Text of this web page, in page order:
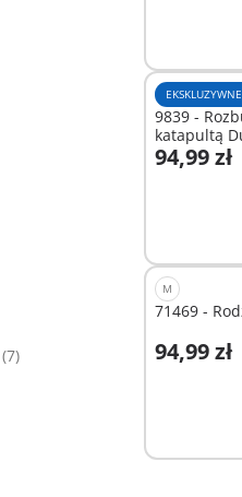
(7)
9839 -
katapultą
Novelmore
94,99 zł
Dodaj
M
71469 -
94,99 zł